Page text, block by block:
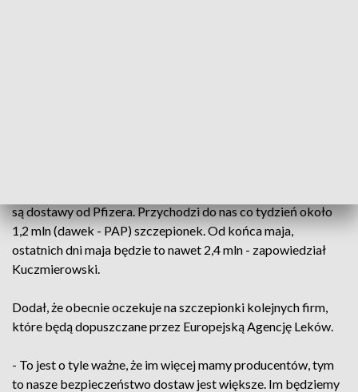
są dostawy od Pfizera. Przychodzi do nas co tydzień około
1,2 mln (dawek - PAP) szczepionek. Od końca maja,
ostatnich dni maja będzie to nawet 2,4 mln - zapowiedział
Kuczmierowski.
Dodał, że obecnie oczekuje na szczepionki kolejnych firm,
które będą dopuszczane przez Europejską Agencję Leków.
- To jest o tyle ważne, że im więcej mamy producentów, tym
to nasze bezpieczeństwo dostaw jest większe. Im będziemy